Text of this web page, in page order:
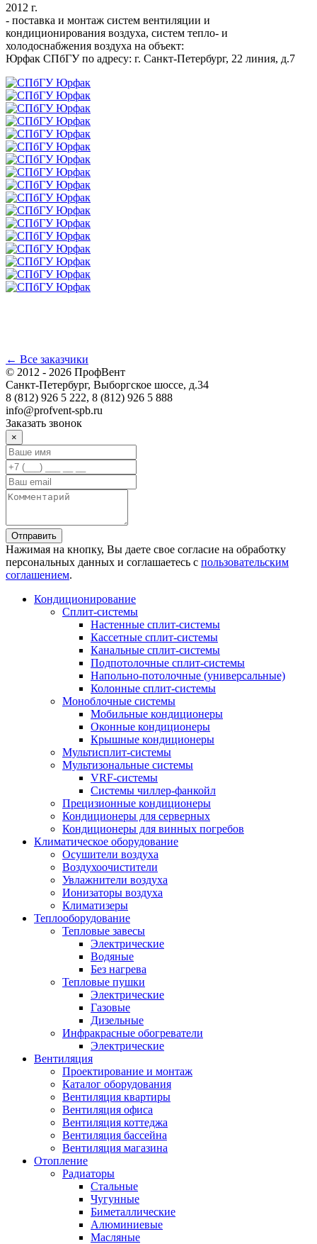
2012 г.
- поставка и монтаж систем вентиляции и
кондиционирования воздуха, систем тепло- и
холодоснабжения воздуха на объект:
Юрфак СПбГУ по адресу: г. Санкт-Петербург, 22 линия, д.7
← Все заказчики
© 2012 - 2026 ПрофВент
Санкт-Петербург, Выборгское шоссе, д.34
8 (812) 926 5 222, 8 (812) 926 5 888
info@profvent-spb.ru
Заказать звонок
×
Отправить
Нажимая на кнопку, Вы даете свое согласие на обработку
персональных данных и соглашаетесь с пользовательским
соглашением.
Кондиционирование
Сплит-системы
Настенные сплит-системы
Кассетные сплит-системы
Канальные сплит-системы
Подпотолочные сплит-системы
Напольно-потолочные (универсальные)
Колонные сплит-системы
Моноблочные системы
Мобильные кондиционеры
Оконные кондиционеры
Крышные кондиционеры
Мультисплит-системы
Мультизональные системы
VRF-системы
Системы чиллер-фанкойл
Прецизионные кондиционеры
Кондиционеры для серверных
Кондиционеры для винных погребов
Климатическое оборудование
Осушители воздуха
Воздухоочистители
Увлажнители воздуха
Ионизаторы воздуха
Климатизеры
Теплооборудование
Тепловые завесы
Электрические
Водяные
Без нагрева
Тепловые пушки
Электрические
Газовые
Дизельные
Инфракрасные обогреватели
Электрические
Вентиляция
Проектирование и монтаж
Каталог оборудования
Вентиляция квартиры
Вентиляция офиса
Вентиляция коттеджа
Вентиляция бассейна
Вентиляция магазина
Отопление
Радиаторы
Стальные
Чугунные
Биметаллические
Алюминиевые
Масляные